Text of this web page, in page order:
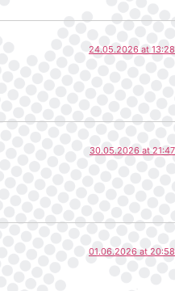
24.05.2026 at 13:28
30.05.2026 at 21:47
01.06.2026 at 20:58